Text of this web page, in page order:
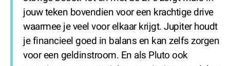
jouw teken bovendien voor een krachtige drive
waarmee je veel voor elkaar krijgt. Jupiter houdt
je financieel goed in balans en kan zelfs zorgen
voor een geldinstroom. En als Pluto ook